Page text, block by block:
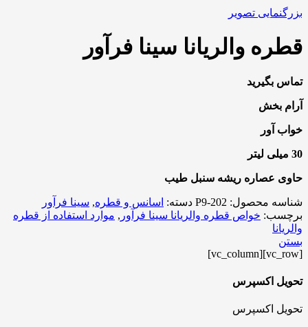
بزرگنمایی تصویر
قطره والریانا سینا فرآور
تماس بگیرید
آرام بخش
خواب آور
30 میلی لیتر
حاوی عصاره ریشه سنبل طیب
شناسه محصول: P9-202 دسته: اسانس و قطره, سینا فرآور
برچسب: خواص قطره والریانا سینا فرآور , موارد استفاده از قطره
والریانا
بستن
[vc_row][vc_column]
تحویل اکسپرس
تحویل اکسپرس